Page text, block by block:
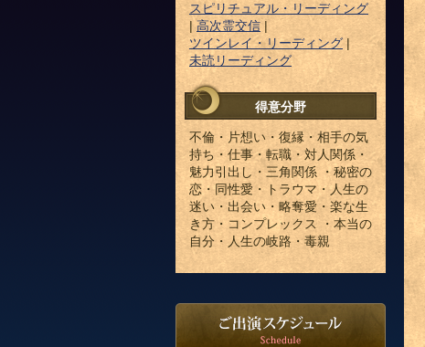
スピリチュアル・リーディング
|高次霊交信 |
ツインレイ・リーディング |
未読リーディング
得意分野
不倫・片想い・復縁・相手の気
持ち・仕事・転職・対人関係・
魅力引出し・三角関係 ・秘密の
恋・同性愛・トラウマ・人生の
迷い・出会い・略奪愛・楽な生
き方・コンプレックス ・本当の
自分・人生の岐路・毒親